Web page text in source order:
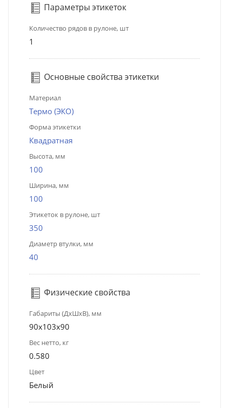
Параметры этикеток
Количество рядов в рулоне, шт
1
Основные свойства этикетки
Материал
Термо (ЭКО)
Форма этикетки
Квадратная
Высота, мм
100
Ширина, мм
100
Этикеток в рулоне, шт
350
Диаметр втулки, мм
40
Физические свойства
Габариты (ДхШхВ), мм
90x103x90
Вес нетто, кг
0.580
Цвет
Белый